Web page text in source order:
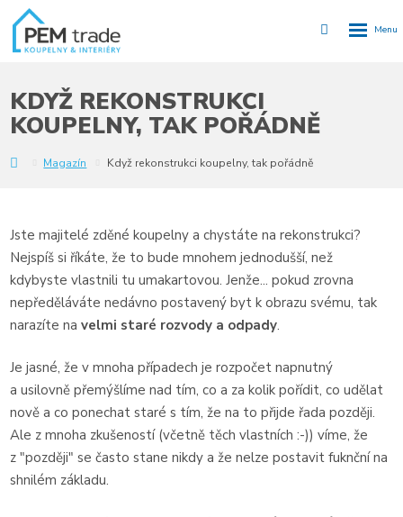
Vyhledávání
KDYŽ REKONSTRUKCI
KOUPELNY, TAK POŘÁDNĚ
Magazín Když rekonstrukci koupelny, tak pořádně
Jste majitelé zděné koupelny a chystáte na rekonstrukci?
Nejspíš si říkáte, že to bude mnohem jednodušší, než
kdybyste vlastnili tu umakartovou. Jenže... pokud zrovna
nepředěláváte nedávno postavený byt k obrazu svému, tak
narazíte navelmi staré rozvody a odpady.
Je jasné, že v mnoha případech je rozpočet napnutný
a usilovně přemýšlíme nad tím, co a za kolik pořídit, co udělat
nově a co ponechat staré s tím, že na to přijde řada později.
Ale z mnoha zkušeností (včetně těch vlastních :-)) víme, že
z "později" se často stane nikdy a že nelze postavit fuknční na
shnilém základu.